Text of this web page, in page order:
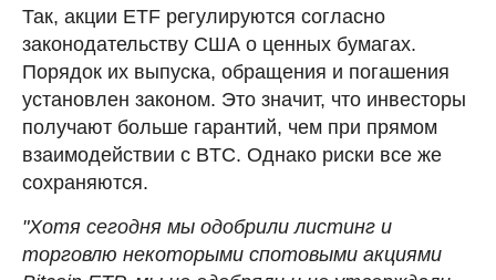
Так, акции ETF регулируются согласно
законодательству США о ценных бумагах.
Порядок их выпуска, обращения и погашения
установлен законом. Это значит, что инвесторы
получают больше гарантий, чем при прямом
взаимодействии с BTC. Однако риски все же
сохраняются.
"Хотя сегодня мы одобрили листинг и
торговлю некоторыми спотовыми акциями